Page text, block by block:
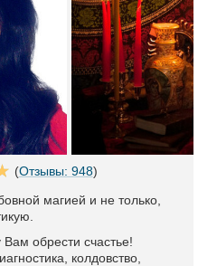
(Отзывы: 948)
магией и не только,
обрести счастье!
колдовство,